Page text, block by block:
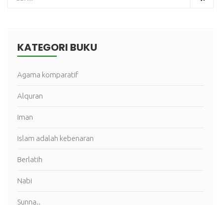
KATEGORI BUKU
Agama komparatif
Alquran
Iman
Islam adalah kebenaran
Berlatih
Nabi
Sunna..